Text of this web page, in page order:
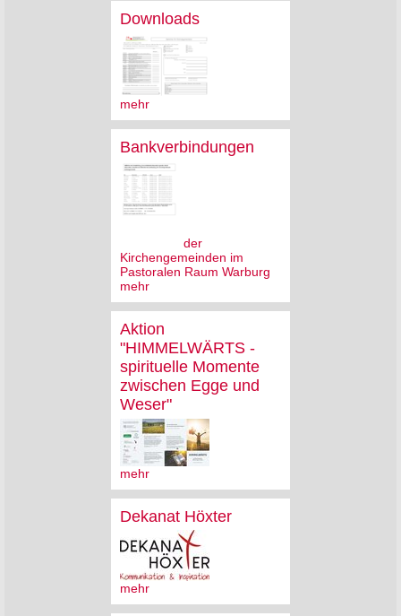
Downloads
mehr
Bankverbindungen
der
Kirchengemeinden im
Pastoralen Raum Warburg
mehr
Aktion
"HIMMELWÄRTS -
spirituelle Momente
zwischen Egge und
Weser"
mehr
Dekanat Höxter
mehr